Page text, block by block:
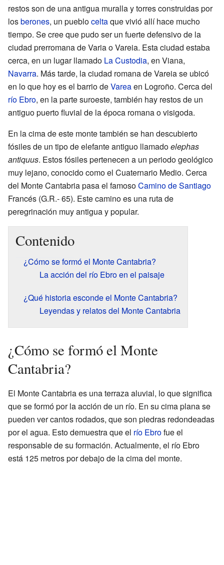
restos son de una antigua muralla y torres construidas por
losberones, un puebloceltaque vivió allí hace mucho
tiempo. Se cree que pudo ser un fuerte defensivo de la
ciudad prerromana de Varia o Vareia. Esta ciudad estaba
cerca, en un lugar llamado La Custodia, en Viana,
Navarra. Más tarde, la ciudad romana de Vareia se ubicó
en lo que hoy es el barrio deVareaen Logroño. Cerca del
río Ebro, en la parte suroeste, también hay restos de un
antiguo puerto fluvial de la época romana o visigoda.
En la cima de este monte también se han descubierto
fósiles de un tipo de elefante antiguo llamadoelephas
antiquus. Estos fósiles pertenecen a un periodo geológico
muy lejano, conocido como el Cuaternario Medio. Cerca
del Monte Cantabria pasa el famosoCamino de Santiago
Francés (G.R.- 65). Este camino es una ruta de
peregrinación muy antigua y popular.
Contenido
¿Cómo se formó el Monte Cantabria?
La acción del río Ebro en el paisaje
¿Qué historia esconde el Monte Cantabria?
Leyendas y relatos del Monte Cantabria
¿Cómo se formó el Monte
Cantabria?
El Monte Cantabria es una terraza aluvial, lo que significa
que se formó por la acción de un río. En su cima plana se
pueden ver cantos rodados, que son piedras redondeadas
por el agua. Esto demuestra que el río Ebrofue el
responsable de su formación. Actualmente, el río Ebro
está 125 metros por debajo de la cima del monte.